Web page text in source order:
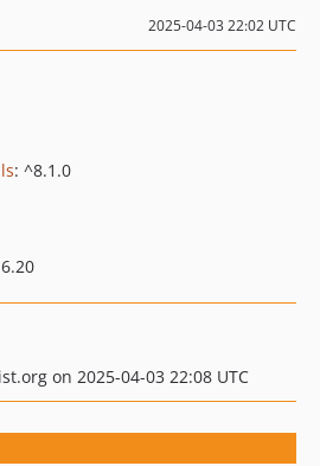
2025-04-03 22:02 UTC
: ^8.1.0
on 2025-04-03 22:08 UTC